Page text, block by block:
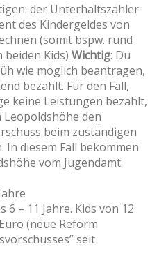
der Unterhaltszahler
des Kindergeldes von
(somit bspw. rund
Kids) Wichtig: Du
wie möglich beantragen,
bezahlt. Für den Fall,
keine Leistungen bezahlt,
den
beim zuständigen
In diesem Fall bekommen
vom Jugendamt
6 – 11 Jahre. Kids von 12
(neue Reform
seit